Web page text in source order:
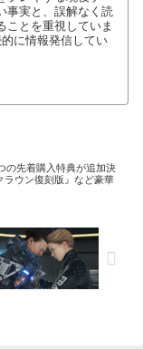
事実と、誤解なく読
ことを重視していま
に情報発信してい
の先着購入特典が追加決
ラウン復刻版』など豪華